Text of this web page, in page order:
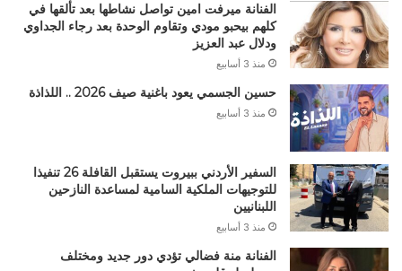
الفنانة ميرفت امين تواصل نشاطها بعد تألقها في
كلهم بيحبو مودي وتقاوم الوحدة بعد رجاء الجداوي
ودلال عبد العزيز
منذ 3 أسابيع
حسين الجسمي يعود باغنية صيف 2026 .. اللذاذة
منذ 3 أسابيع
السفير الأردني ببيروت يستقبل القافلة 26 تنفيذا
للتوجيهات الملكية السامية لمساعدة النازحين
اللبنانيين
منذ 3 أسابيع
الفنانة منة فضالي تؤدي دور جديد ومختلف